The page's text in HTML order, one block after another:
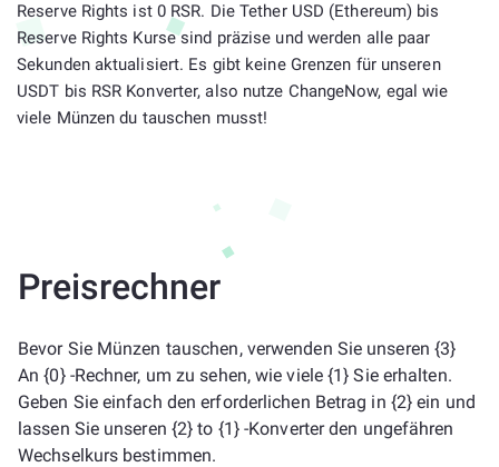
Reserve Rights ist 0 RSR. Die Tether USD (Ethereum) bis
Reserve Rights Kurse sind präzise und werden alle paar
Sekunden aktualisiert. Es gibt keine Grenzen für unseren
USDT bis RSR Konverter, also nutze ChangeNow, egal wie
viele Münzen du tauschen musst!
Preisrechner
Bevor Sie Münzen tauschen, verwenden Sie unseren {3}
An {0} -Rechner, um zu sehen, wie viele {1} Sie erhalten.
Geben Sie einfach den erforderlichen Betrag in {2} ein und
lassen Sie unseren {2} to {1} -Konverter den ungefähren
Wechselkurs bestimmen.